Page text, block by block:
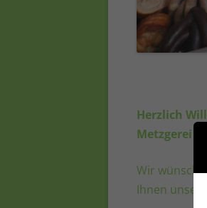
Herzlich
Metzgerei
Wir
Ihnen